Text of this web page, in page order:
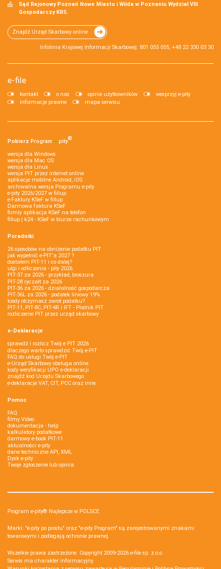
Sąd Rejonowy Poznań Nowe Miasto i Wilda w Poznaniu Wydział VIII
Gospodarczy KRS.
Znajdź Urząd Skarbowy online
Infolinia Krajowej Informacji Skarbowej: 801 055 055, +48 22 330 03 30
e-file
kontakt o nas opinie użytkowników
wesprzyj e-pity
informacje prawne
mapa serwisu
Pobierz Program e‑pity®
wersja dla Windows
wersja dla Mac OS
wersja dla Linux
wersja PIT przez internet online
aplikacje mobilne Android, iOS
archiwalna wersja Programu e-pity
e-pity 2026/2027 w fillup
e‑Faktury KSeF w fillup
Darmowa faktura KSeF
firmly aplikacja KSeF na telefon
fillup | k24 - KSeF w biurze rachunkowym
Poradniki
26 sposobów na obniżenie podatku PIT
jak wypełnić e-PIT'a 2027 ?
dostałem PIT-11 i co dalej?
ulgi i odliczenia - pity 2026
PIT-37 za 2026 - przykład, broszura
PIT-28 ryczałt za 2026
PIT-36 za 2026 - działalność gospodarcza
PIT-36L za 2026 - podatek liniowy 19%
kiedy otrzymasz zwrot podatku?
PIT-11, PIT-8C, PIT-4R i IFT - Płatnik PIT
rozliczenie PIT przez urząd skarbowy
e-Deklaracje
sprawdź i rozlicz Twój e PIT 2026
dlaczego warto sprawdzić Twój e-PIT
FAQ do usługi Twój e-PIT
e-Urząd Skarbowy obsługa online
kody weryfikacji UPO e-deklaracji
znajdź kod Urzędu Skarbowego
e-deklaracje VAT, CIT, PCC oraz inne
Pomoc
FAQ
filmy Video
dokumentacja - help
kalkulatory podatkowe
darmowy e-book PIT-11
aktualności e-pity
dane techniczne API, XML
Dysk e-pity
Twoje zgłoszenie lub opinia
Program e-pity® Najlepsze w POLSCE.
Marki: "e-pity po prostu" oraz "e-pity Program" są zarejestrowanymi znakami
towarowymi i podlegają ochronie prawnej.
Wszelkie prawa zastrzeżone. Copyright 2009-2026 e-file sp. z o.o.
Serwis ma charakter informacyjny.